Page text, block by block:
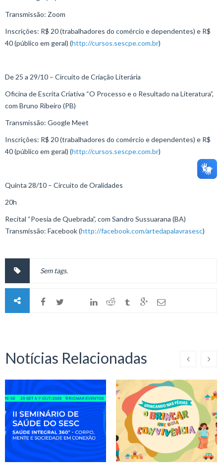
Transmissão: Zoom
Inscrições: R$ 20 (trabalhadores do comércio e dependentes) e R$
40 (público em geral) (http://cursos.sescpe.com.br)
De 25 a 29/10 – Circuito de Criação Literária
Oficina de Escrita Criativa “O Processo e o Resultado na Literatura”,
com Bruno Ribeiro (PB)
Transmissão: Google Meet
Inscrições: R$ 20 (trabalhadores do comércio e dependentes) e R$
40 (público em geral) (http://cursos.sescpe.com.br)
Quinta 28/10 – Circuito de Oralidades
20h
Recital “Poesia de Quebrada”, com Sandro Sussuarana (BA)
Transmissão: Facebook (http://facebook.com/artedapalavrasesc)
Sem tags.
Notícias Relacionadas